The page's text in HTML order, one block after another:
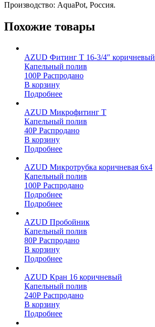
Производство: AquaPot, Россия.
Похожие товары
AZUD Фитинг Т 16-3/4″ коричневый
Капельный полив
100Р Распродано
В корзину
Подробнее
AZUD Микрофитинг Т
Капельный полив
40Р Распродано
В корзину
Подробнее
AZUD Микротрубка коричневая 6х4
Капельный полив
100Р Распродано
Подробнее
Подробнее
AZUD Пробойник
Капельный полив
80Р Распродано
В корзину
Подробнее
AZUD Кран 16 коричневый
Капельный полив
240Р Распродано
В корзину
Подробнее